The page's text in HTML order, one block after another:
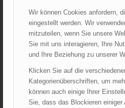
Wir können Cookies anfordern,
eingestellt werden. Wir
mitzuteilen, wenn Sie unsere
Sie mit uns interagieren, Ihre
und Ihre Beziehung zu unserer
Klicken Sie auf die
Kategorienüberschriften, um
können auch einige Ihrer
Sie, dass das Blockieren einiger
E-04 /93 RL „Absichern
35,09€